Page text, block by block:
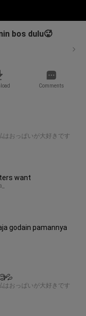
bos dulu🥵
Comments
はおっぱいが大好きです
want
godain pamannya
はおっぱいが大好きです